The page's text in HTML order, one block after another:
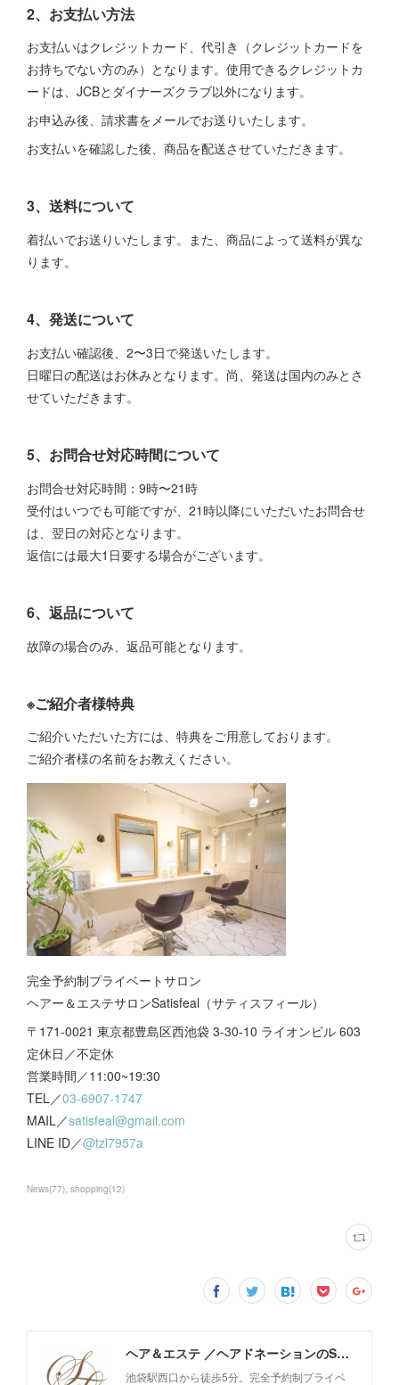
2、お支払い方法
お支払いはクレジットカード、代引き（クレジットカードを
お持ちでない方のみ）となります。使用できるクレジットカ
ードは、JCBとダイナーズクラブ以外になります。
お申込み後、請求書をメールでお送りいたします。
お支払いを確認した後、商品を配送させていただきます。
3、送料について
着払いでお送りいたします。また、商品によって送料が異な
ります。
4、発送について
お支払い確認後、2〜3日で発送いたします。
日曜日の配送はお休みとなります。尚、発送は国内のみとさ
せていただきます。
5、お問合せ対応時間について
お問合せ対応時間：9時〜21時
受付はいつでも可能ですが、21時以降にいただいたお問合せ
は、翌日の対応となります。
返信には最大1日要する場合がございます。
6、返品について
故障の場合のみ、返品可能となります。
※ご紹介者様特典
ご紹介いただいた方には、特典をご用意しております。
ご紹介者様の名前をお教えください。
完全予約制プライベートサロン
ヘアー＆エステサロンSatisfeal（サティスフィール）
〒171-0021 東京都豊島区西池袋 3-30-10 ライオンビル 603
定休日／不定休
営業時間／11:00~19:30
TEL／03-6907-1747
MAIL／satisfeal@gmail.com
LINE ID／@tzl7957a
News(77) shopping(12)
ヘア＆エステ ／ヘアドネーションのSatisfeal
池袋駅西口から徒歩5分。完全予約制プライベ